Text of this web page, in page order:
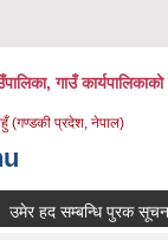
गाउँ
(गण्डकी प्रदेश, नेपाल)
हद सम्बन्धि पुरक सूचना।